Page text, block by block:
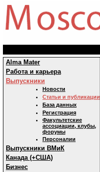
Alma Mater
Работа и карьера
Выпускники
Новости
Статьи и публикации
База данных
Регистрация
Факультетские
ассоциации, клубы,
форумы
Персоналии
Выпускники ВМиК
Канада (+США)
Бизнес